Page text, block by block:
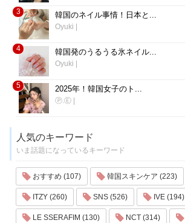
3 韓国のネイル事情！日本と...
Oyuki
4 韓国発のうるうる氷ネイル...
Oyuki
5 2025年！韓国女子のト...
Ⓟ.Ⓔ
人気のキーワード
いま話題になっているキーワード
おすすめ (107) 韓国スキンケア (223)
ITZY (260) SNS (526) IVE (194)
LE SSERAFIM (130) NCT (314)